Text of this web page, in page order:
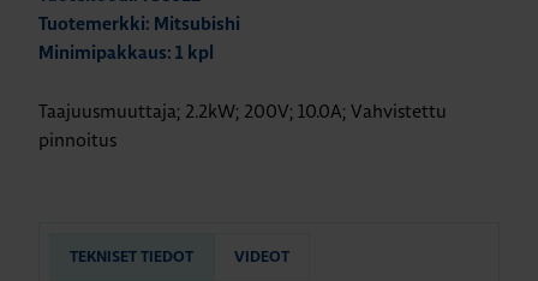
Tuotemerkki: Mitsubishi
Minimipakkaus: 1 kpl
Taajuusmuuttaja; 2.2kW; 200V; 10.0A; Vahvistettu
pinnoitus
TEKNISET TIEDOT VIDEOT